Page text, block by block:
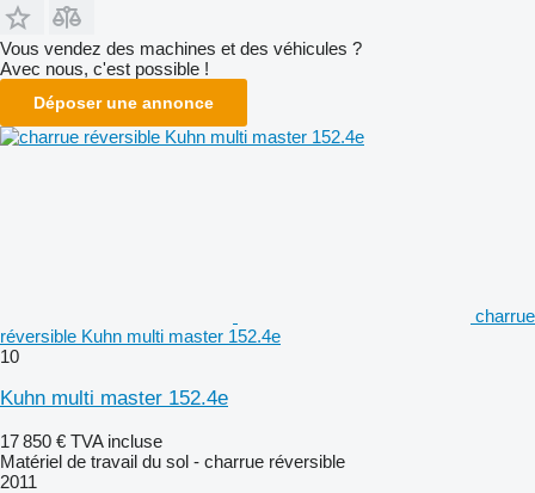
Vous vendez des machines et des véhicules ?
Avec nous, c'est possible !
Déposer une annonce
charrue
réversible Kuhn multi master 152.4e
10
Kuhn multi master 152.4e
17 850 € TVA incluse
Matériel de travail du sol - charrue réversible
2011